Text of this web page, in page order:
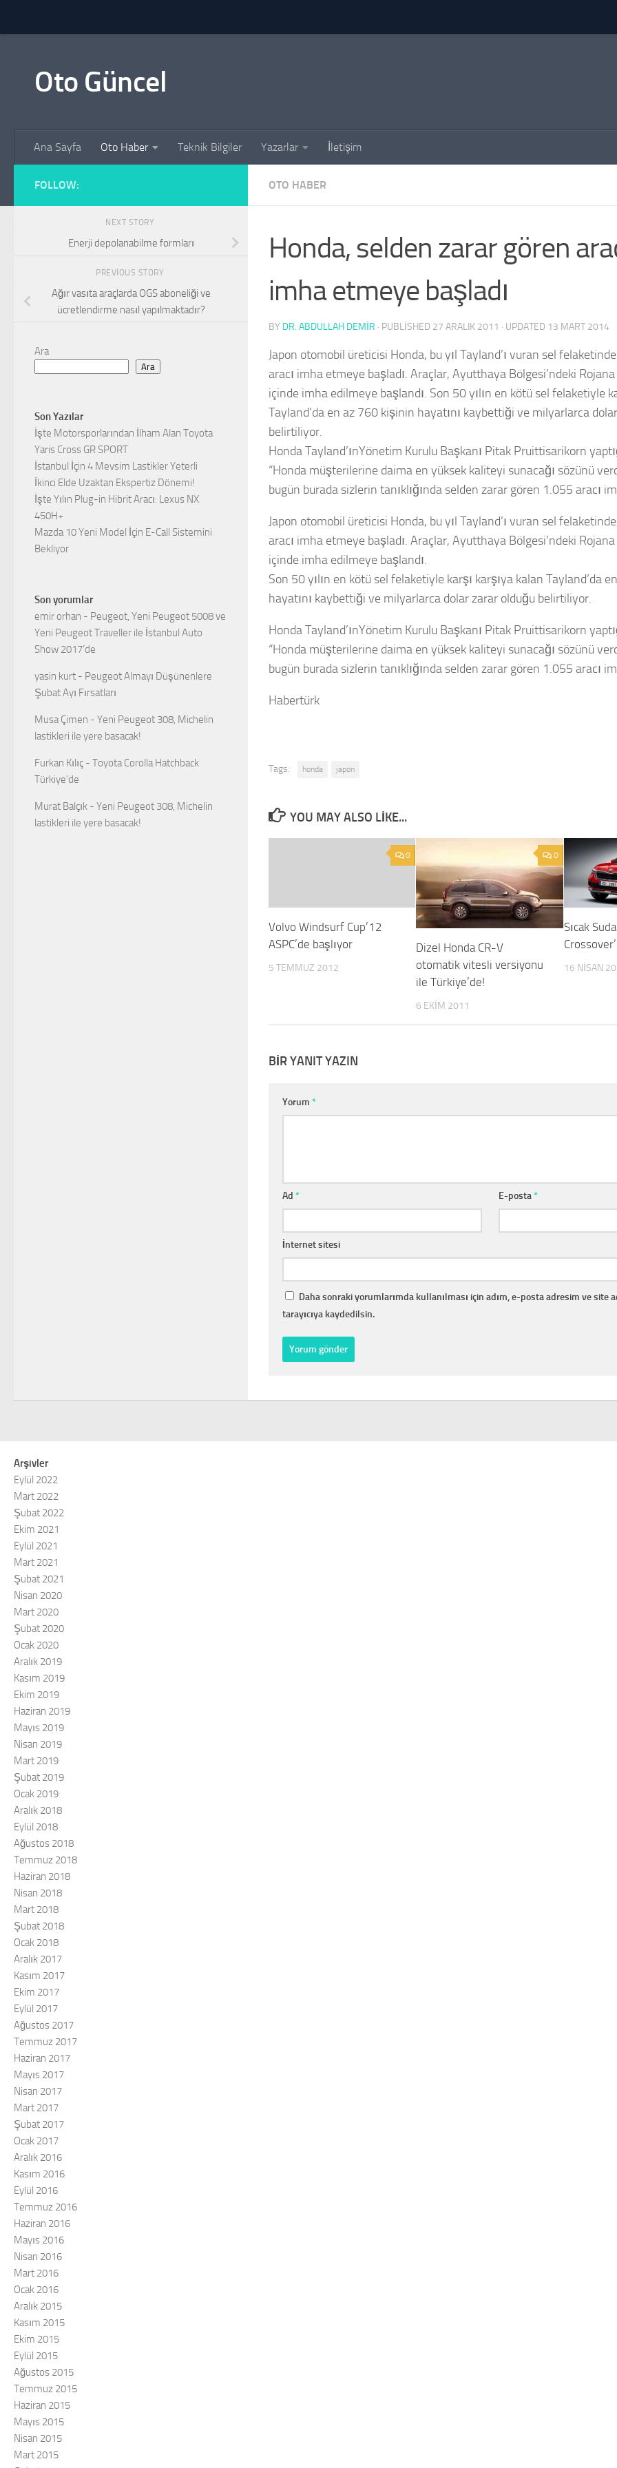
Oto Güncel
Ana Sayfa Oto Haber Teknik Bilgiler Yazarlar İletişim
OTO HABER
Honda, selden zarar gören
imha etmeye başladı
BY DR. ABDULLAH DEMİR · PUBLISHED 27 ARALIK 2011 · UPDATED 13 MART 2014
Japon otomobil üreticisi Honda, bu yıl Tayland’ı vuran sel
aracı imha etmeye başladı. Araçlar, Ayutthaya Bölgesi’ndeki
içinde imha edilmeye başlandı. Son 50 yılın en kötü sel felaketiyle
Tayland’da en az 760 kişinin hayatını kaybettiği ve milyarlarca
belirtiliyor.
Honda Tayland’ınYönetim Kurulu Başkanı Pitak Pruittisarikorn
“Honda müşterilerine daima en yüksek kaliteyi sunacağı sözünü
bugün burada sizlerin tanıklığında selden zarar gören 1.055 aracı
Japon otomobil üreticisi Honda, bu yıl Tayland’ı vuran sel
aracı imha etmeye başladı. Araçlar, Ayutthaya Bölgesi’ndeki
içinde imha edilmeye başlandı.
Son 50 yılın en kötü sel felaketiyle karşı karşıya kalan Tayland’da
hayatını kaybettiği ve milyarlarca dolar zarar olduğu belirtiliyor.
Honda Tayland’ınYönetim Kurulu Başkanı Pitak Pruittisarikorn
“Honda müşterilerine daima en yüksek kaliteyi sunacağı sözünü
bugün burada sizlerin tanıklığında selden zarar gören 1.055 aracı
Habertürk
Tags: honda japon
YOU MAY ALSO LIKE...
0
Volvo Windsurf Cup’12
ASPC’de başlıyor
5 TEMMUZ 2012
0
Dizel Honda CR-V
otomatik vitesli versiyonu
ile Türkiye’de!
6 EKIM 2011
Sıcak
16 NISAN
BIR YANIT YAZIN
Yorum *
Ad * E-posta*
İnternet sitesi
Daha sonraki yorumlarımda kullanılması için adım, e-posta adresim ve site
tarayıcıya kaydedilsin.
FOLLOW:
NEXT STORY
Enerji depolanabilme formları
PREVIOUS STORY
Ağır vasıta araçlarda OGS aboneliği ve
ücretlendirme nasıl yapılmaktadır?
Ara
Ara
Son Yazılar
İşte Motorsporlarından İlham Alan Toyota
Yaris Cross GR SPORT
İstanbul İçin 4 Mevsim Lastikler Yeterli
İkinci Elde Uzaktan Ekspertiz Dönemi!
İşte Yılın Plug-in Hibrit Aracı: Lexus NX
450H+
Mazda 10 Yeni Model İçin E-Call Sistemini
Bekliyor
Son yorumlar
emir orhan - Peugeot, Yeni Peugeot 5008 ve
Yeni Peugeot Traveller ile İstanbul Auto
Show 2017’de
yasin kurt - Peugeot Almayı Düşünenlere
Şubat Ayı Fırsatları
Musa Çimen - Yeni Peugeot 308, Michelin
lastikleri ile yere basacak!
Furkan Kılıç - Toyota Corolla Hatchback
Türkiye’de
Murat Balçık - Yeni Peugeot 308, Michelin
lastikleri ile yere basacak!
Arşivler
Eylül 2022
Mart 2022
Şubat 2022
Ekim 2021
Eylül 2021
Mart 2021
Şubat 2021
Nisan 2020
Mart 2020
Şubat 2020
Ocak 2020
Aralık 2019
Kasım 2019
Ekim 2019
Haziran 2019
Mayıs 2019
Nisan 2019
Mart 2019
Şubat 2019
Ocak 2019
Aralık 2018
Eylül 2018
Ağustos 2018
Temmuz 2018
Haziran 2018
Nisan 2018
Mart 2018
Şubat 2018
Ocak 2018
Aralık 2017
Kasım 2017
Ekim 2017
Eylül 2017
Ağustos 2017
Temmuz 2017
Haziran 2017
Mayıs 2017
Nisan 2017
Mart 2017
Şubat 2017
Ocak 2017
Aralık 2016
Kasım 2016
Eylül 2016
Temmuz 2016
Haziran 2016
Mayıs 2016
Nisan 2016
Mart 2016
Ocak 2016
Aralık 2015
Kasım 2015
Ekim 2015
Eylül 2015
Ağustos 2015
Temmuz 2015
Haziran 2015
Mayıs 2015
Nisan 2015
Mart 2015